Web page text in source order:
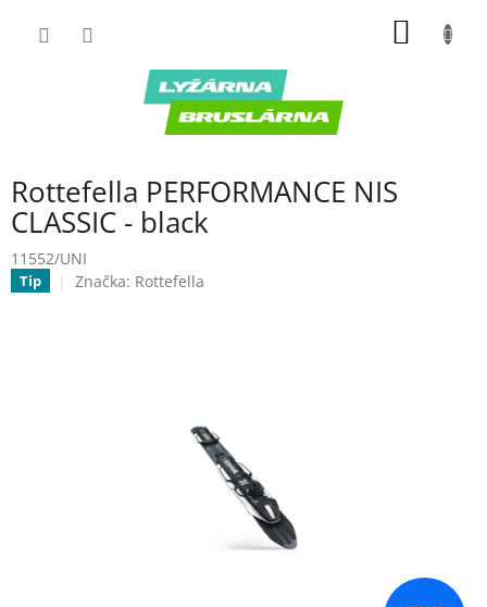
Rottefella PERFORMANCE NIS
CLASSIC - black
11552/UNI
Tip Značka: Rottefella